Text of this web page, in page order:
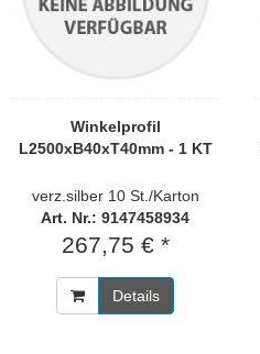
Winkelprofil
L2500xB40xT40mm - 1 KT
verz.silber 10 St./Karton
Art. Nr.: 9147458934
267,75 € *
Details